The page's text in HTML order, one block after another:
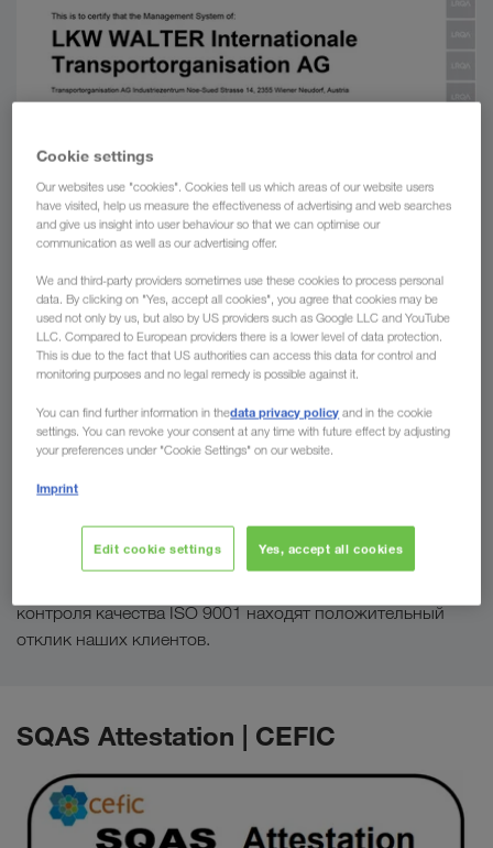
Построение и улучшение всех процессов с учетом
контроля качества ISO 9001 находят положительный
отклик наших клиентов.
SQAS Attestation | CEFIC
Cookie settings
Our websites use "cookies". Cookies tell us which areas of our website users
have visited, help us measure the effectiveness of advertising and web searches
and give us insight into user behaviour so that we can optimise our
communication as well as our advertising offer.
We and third-party providers sometimes use these cookies to process personal
data. By clicking on "Yes, accept all cookies", you agree that cookies may be
used not only by us, but also by US providers such as Google LLC and YouTube
LLC. Compared to European providers there is a lower level of data protection.
This is due to the fact that US authorities can access this data for control and
monitoring purposes and no legal remedy is possible against it.
You can find further information in thedata privacy policy and in the cookie
settings. You can revoke your consent at any time with future effect by adjusting
your preferences under "Cookie Settings" on our website.
Imprint
Edit cookie settings Yes, accept all cookies